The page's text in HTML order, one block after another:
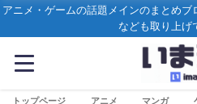
アニメ・ゲームの話題メインのまとめ
なども取り上げ
トップページ アニメ マンガ